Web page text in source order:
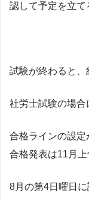
認して予定を立て
試験が終わると、
社労士試験の場合
合格ラインの設定
合格発表は11月上
8月の第4日曜日